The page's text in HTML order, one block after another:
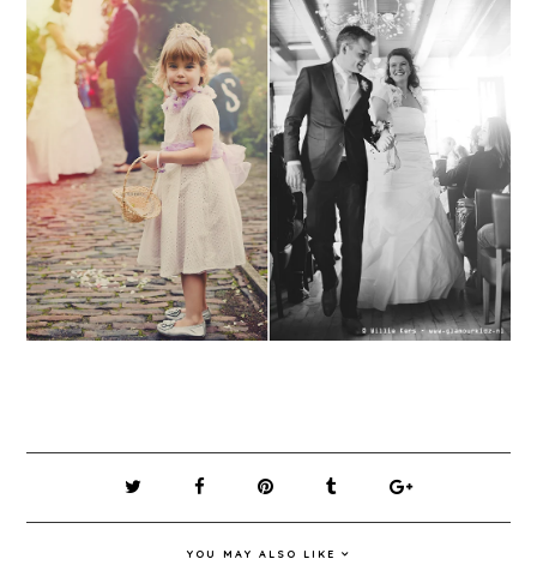
YOU MAY ALSO LIKE